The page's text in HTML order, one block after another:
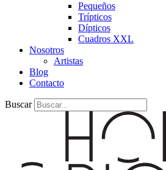
Pequeños
Trípticos
Dípticos
Cuadros XXL
Nosotros
Artistas
Blog
Contacto
Buscar